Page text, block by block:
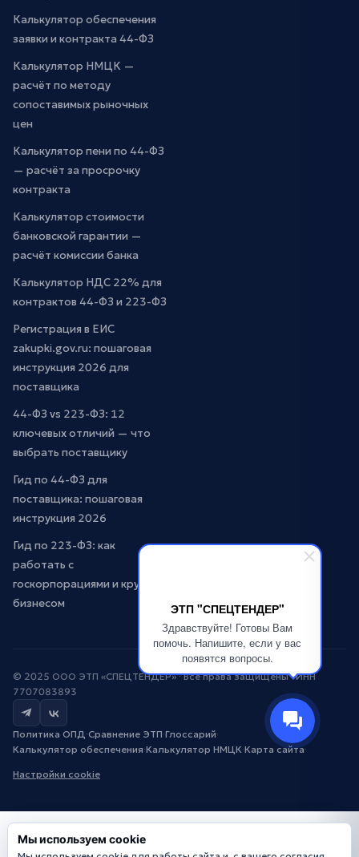
ЭТП "СПЕЦТЕНДЕР"
Здравствуйте! Готовы Вам
помочь. Напишите, если у вас
появятся вопросы.
Калькулятор обеспечения
заявки и контракта 44-ФЗ
Калькулятор НМЦК —
расчёт по методу
сопоставимых рыночных
цен
Калькулятор пени по 44-ФЗ
— расчёт за просрочку
контракта
Калькулятор стоимости
банковской гарантии —
расчёт комиссии банка
Калькулятор НДС 22% для
контрактов 44-ФЗ и 223-ФЗ
Регистрация в ЕИС
zakupki.gov.ru: пошаговая
инструкция 2026 для
поставщика
44-ФЗ vs 223-ФЗ: 12
ключевых отличий — что
выбрать поставщику
Гид по 44-ФЗ для
поставщика: пошаговая
инструкция 2026
Гид по 223-ФЗ: как
работать с
госкорпорациями и крупным
бизнесом
© 2025 ООО ЭТП «СПЕЦТЕНДЕР» · Все права защищены · ИНН
7707083893
Политика ОПД ·Сравнение ЭТП·Глоссарий·
Калькулятор обеспечения·Калькулятор НМЦК·Карта сайта·
Настройки cookie
Мы используем cookie